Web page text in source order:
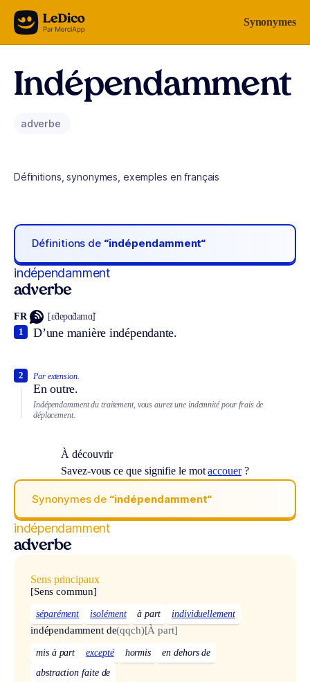
Aller au contenu Synonymes
Indépendamment
adverbe
Définitions, synonymes, exemples en français
Définitions de “indépendamment“
indépendamment
adverbe
FR [ɛ̃depɑ̃damɑ̃]
D’une manière indépendante.
1
Par extension.
En outre.
2
Indépendamment du traitement, vous aurez une indemnité pour frais de
déplacement.
À découvrir
Savez-vous ce que signifie le motaccouer?
Synonymes de “indépendamment“
indépendamment
adverbe
Sens principaux
[Sens commun]
séparément isolément à part individuellement
indépendamment de(qqch)[À part]
mis à part excepté hormis
en dehors de
abstraction faite de